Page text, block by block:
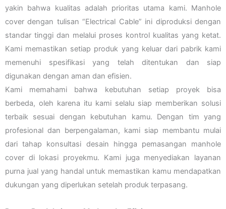
yakin bahwa kualitas adalah prioritas utama kami. Manhole
cover dengan tulisan “Electrical Cable” ini diproduksi dengan
standar tinggi dan melalui proses kontrol kualitas yang ketat.
Kami memastikan setiap produk yang keluar dari pabrik kami
memenuhi spesifikasi yang telah ditentukan dan siap
digunakan dengan aman dan efisien.
Kami memahami bahwa kebutuhan setiap proyek bisa
berbeda, oleh karena itu kami selalu siap memberikan solusi
terbaik sesuai dengan kebutuhan kamu. Dengan tim yang
profesional dan berpengalaman, kami siap membantu mulai
dari tahap konsultasi desain hingga pemasangan manhole
cover di lokasi proyekmu. Kami juga menyediakan layanan
purna jual yang handal untuk memastikan kamu mendapatkan
dukungan yang diperlukan setelah produk terpasang.